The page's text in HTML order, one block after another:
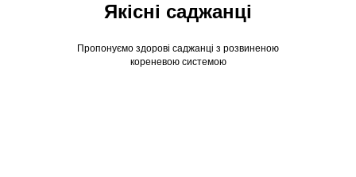
Пропонуємо здорові саджанці з розвиненою
кореневою системою
Якісні саджанці